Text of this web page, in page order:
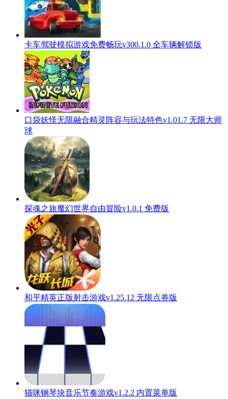
卡车驾驶模拟游戏免费畅玩v300.1.0 全车辆解锁版
口袋妖怪无限融合精灵阵容与玩法特色v1.01.7 无限大师
球
探魂之旅魔幻世界自由冒险v1.0.1 免费版
和平精英正版射击游戏v1.25.12 无限点券版
猫咪钢琴块音乐节奏游戏v1.2.2 内置菜单版